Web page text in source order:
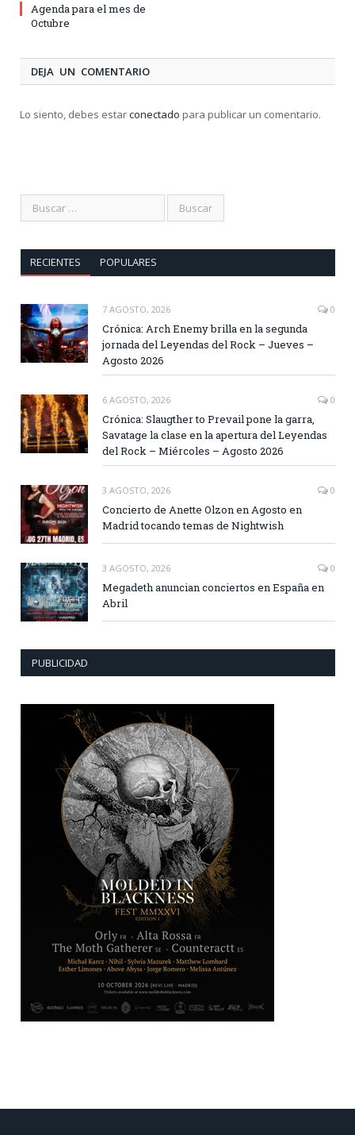
Agenda para el mes de
Octubre
DEJA UN COMENTARIO
Lo siento, debes estarconectado para publicar un comentario.
RECIENTES POPULARES
7 AGOSTO, 2026 0
Crónica: Arch Enemy brilla en la segunda
jornada del Leyendas del Rock – Jueves –
Agosto 2026
6 AGOSTO, 2026 0
Crónica: Slaugther to Prevail pone la garra,
Savatage la clase en la apertura del Leyendas
del Rock – Miércoles – Agosto 2026
3 AGOSTO, 2026 0
Concierto de Anette Olzon en Agosto en
Madrid tocando temas de Nightwish
3 AGOSTO, 2026 0
Megadeth anuncian conciertos en España en
Abril
PUBLICIDAD